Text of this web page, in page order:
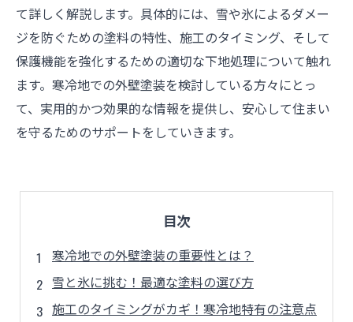
て詳しく解説します。具体的には、雪や氷によるダメー
ジを防ぐための塗料の特性、施工のタイミング、そして
保護機能を強化するための適切な下地処理について触れ
ます。寒冷地での外壁塗装を検討している方々にとっ
て、実用的かつ効果的な情報を提供し、安心して住まい
を守るためのサポートをしていきます。
目次
寒冷地での外壁塗装の重要性とは？
雪と氷に挑む！最適な塗料の選び方
施工のタイミングがカギ！寒冷地特有の注意点